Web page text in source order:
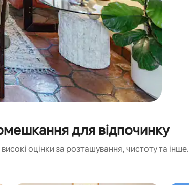
для відпочинку
оцінки за розташування, чистоту та інше.